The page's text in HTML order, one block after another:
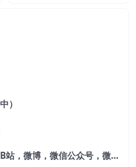
）
抖音，快手，小红书，B站，微博，微信公众号，微信视频号。每一个平台，都是不一样的机会，对应不一样的赚钱思路